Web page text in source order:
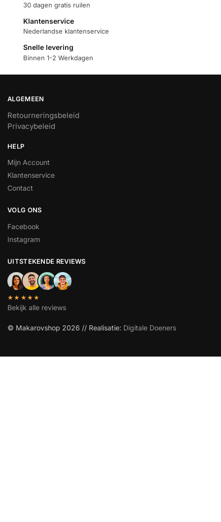
30 dagen gratis ruilen
Klantenservice
Nederlandse klantenservice
Snelle levering
Binnen 1-2 Werkdagen
ALGEMEEN
Retourneringsbeleid
Privacybeleid
HELP
Mijn Account
Klantenservice
Contact
VOLG ONS
Facebook
Instagram
UITSTEKENDE REVIEWS
★★★★★
Bekijk alle reviews
© Makarovshop 2026 // Realisatie: Digitale Doeners